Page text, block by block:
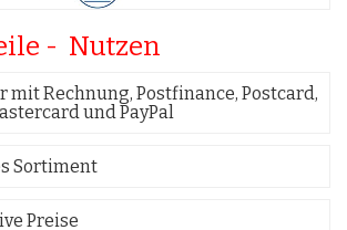
- Nutzen
mit Rechnung, Postfinance, Postcard,
und PayPal
Sortiment
Preise